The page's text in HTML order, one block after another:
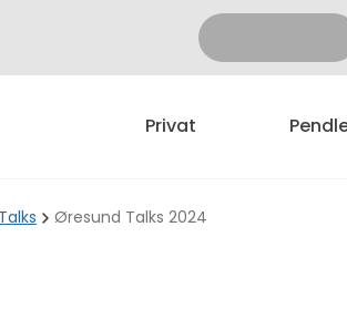
Privat
Øresund Talks 2024